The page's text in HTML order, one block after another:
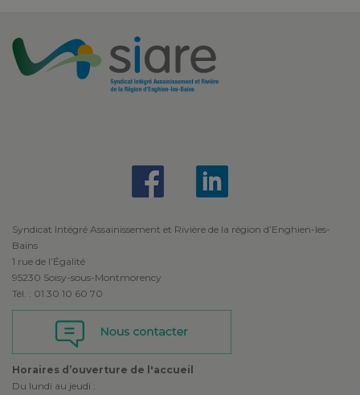
Syndicat Intégré Assainissement et Rivière de la région d’Enghien-les-
Bains
1 rue de l’Égalité
95230 Soisy-sous-Montmorency
Tél. : 01 30 10 60 70
Horaires d’ouverture de l'accueil
Du lundi au jeudi :